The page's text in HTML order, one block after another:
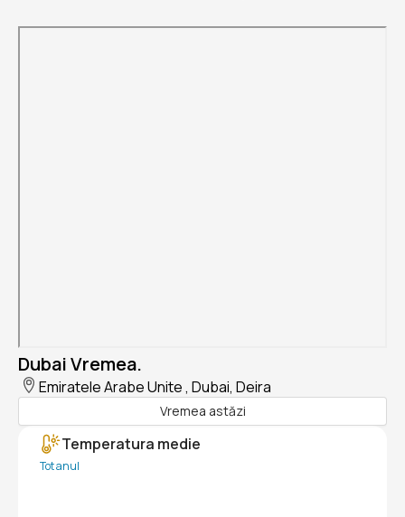
Dubai Vremea.
Emiratele Arabe Unite , Dubai, Deira
Vremea astăzi
Temperatura medie
Tot anul